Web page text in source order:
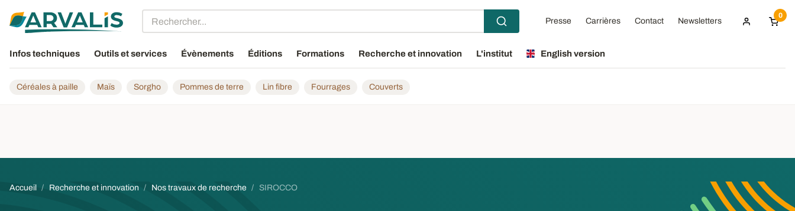
Presse Carrières Contact Newsletters
0
Infos techniques Outils et services Évènements Éditions Formations Recherche et innovation L'institut English version
Céréales à paille Maïs Sorgho Pommes de terre Lin fibre Fourrages Couverts
Fil d'Ariane
Accueil Recherche et innovation Nos travaux de recherche SIROCCO